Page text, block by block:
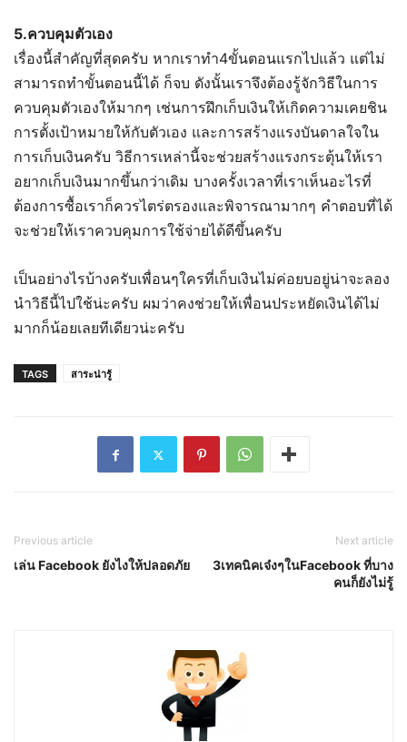
5.ควบคุมตัวเอง
เรื่องนี้สำคัญที่สุดครับ หากเราทำ4ขั้นตอนแรกไปแล้ว แต่ไม่
สามารถทำขั้นตอนนี้ได้ ก็จบ ดังนั้นเราจึงต้องรู้จักวิธีในการ
ควบคุมตัวเองให้มากๆ เช่นการฝึกเก็บเงินให้เกิดความเคยชิน
การตั้งเป้าหมายให้กับตัวเอง และการสร้างแรงบันดาลใจใน
การเก็บเงินครับ วิธีการเหล่านี้จะช่วยสร้างแรงกระตุ้นให้เรา
อยากเก็บเงินมากขึ้นกว่าเดิม บางครั้งเวลาที่เราเห็นอะไรที่
ต้องการซื้อเราก็ควรไตร่ตรองและพิจารณามากๆ คำตอบที่ได้
จะช่วยให้เราควบคุมการใช้จ่ายได้ดีขึ้นครับ
เป็นอย่างไรบ้างครับเพื่อนๆใครที่เก็บเงินไม่ค่อยบอยู่น่าจะลอง
นำวิธีนี้ไปใช้น่ะครับ ผมว่าคงช่วยให้เพื่อนประหยัดเงินได้ไม่
มากก็น้อยเลยทีเดียวน่ะครับ
TAGS สาระน่ารู้
Previous article
เล่น Facebook ยังไงให้ปลอดภัย
Next article
3เทคนิคเจ๋งๆในFacebook ที่บาง
คนก็ยังไม่รู้